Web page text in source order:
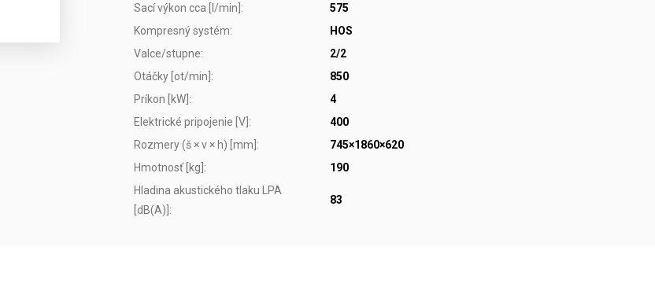
Sací výkon cca [l/min] :
575
Kompresný systém:
HOS
Valce/stupne:
2/2
Otáčky [ot/min] :
850
Príkon [kW] :
4
Elektrické pripojenie [V] :
400
Rozmery (š × v × h) [mm] :
745×1860×620
Hmotnosť [kg] :
190
Hladina akustického tlaku LPA
[dB(A)] :
83